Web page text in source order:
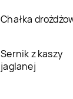
Chałka
Sernik z kaszy
jaglanej